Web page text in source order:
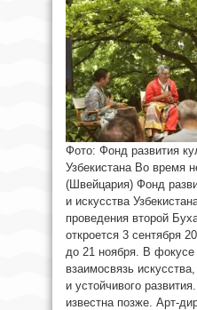
Фото: Фонд развития
Узбекистана Во время
(Швейцария) Фонд
и искусства
проведения второй
откроется 3 сентября
до 21 ноября. В фокусе
взаимосвязь
и устойчивого
известна позже. Арт-